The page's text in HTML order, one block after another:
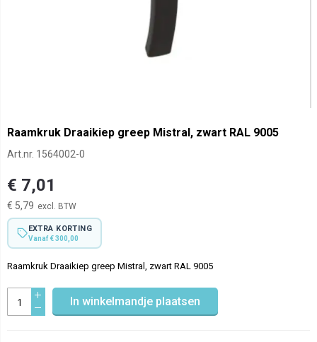
Raamkruk Draaikiep greep Mistral, zwart RAL 9005
Art.nr. 1564002-0
€ 7,01
€ 5,79
EXTRA KORTING
Vanaf € 300,00
Raamkruk Draaikiep greep Mistral, zwart RAL 9005
In winkelmandje plaatsen